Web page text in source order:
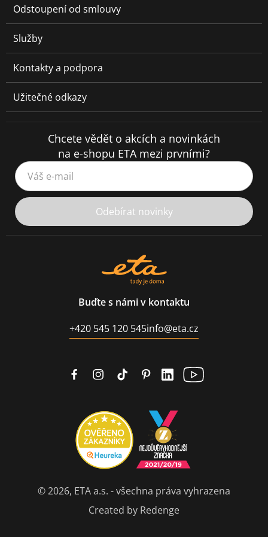
Odstoupení od smlouvy
Služby
Kontakty a podpora
Užitečné odkazy
Chcete vědět o akcích a novinkách
na e-shopu ETA mezi prvními?
Váš e-mail
Odebírat novinky
Buďte s námi v kontaktu
+420 545 120 545info@eta.cz
© 2026, ETA a.s. - všechna práva vyhrazena
Created by Redenge